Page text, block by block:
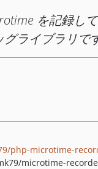
を記録し
ライブラリです
php-microtime-
microtime-